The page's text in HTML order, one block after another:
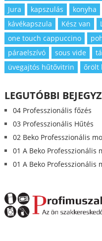
Jura
kapszulás konyha
kávékapszula
Kész van
one touch cappuccino
páraelszívó
sous vide
üvegajtós hűtővitrin
őrölt
LEGUTÓBBI
04 Professzionális főzés
03 Professzionális Hűtés
02 Beko Professzionális
01 A Beko Professzionális
01 A Beko Professzionális